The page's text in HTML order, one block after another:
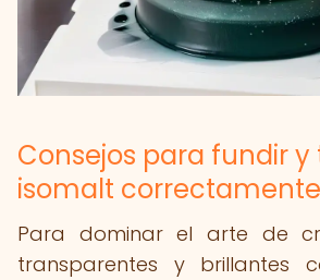
Consejos para fundir
isomalt correctamente
Para dominar el arte de
transparentes y brillantes